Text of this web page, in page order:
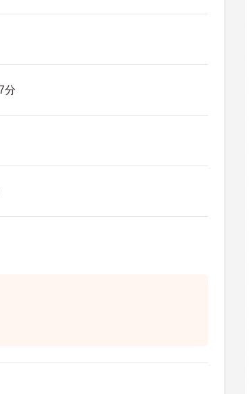
分